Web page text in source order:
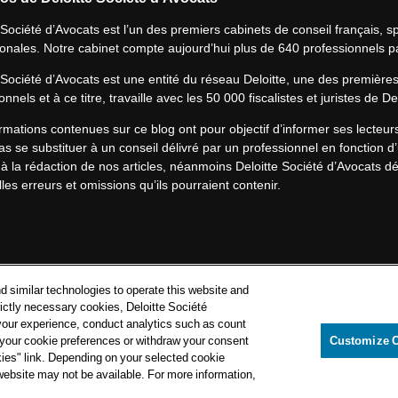
d’Avocats est l’un des premiers cabinets de conseil français,
Notre cabinet compte aujourd’hui plus de 640 professionnels
d’Avocats est une entité du réseau Deloitte, une des
et à ce titre, travaille avec les 50 000 fiscalistes et juristes de
contenues sur ce blog ont pour objectif d’informer ses
se substituer à un conseil délivré par un professionnel en fonction
la rédaction de nos articles, néanmoins Deloitte Société d’Avocats
erreurs et omissions qu’ils pourraient contenir.​
Politique de confidentialité
Mentions légales
Politique de cookies
Société d’Avocats. Une entité du réseau Deloitte.
similar technologies to operate this website and
necessary cookies, Deloitte Société
experience, conduct analytics such as count
cookie preferences or withdraw your consent
link. Depending on your selected cookie
may not be available. For more information,
Customize